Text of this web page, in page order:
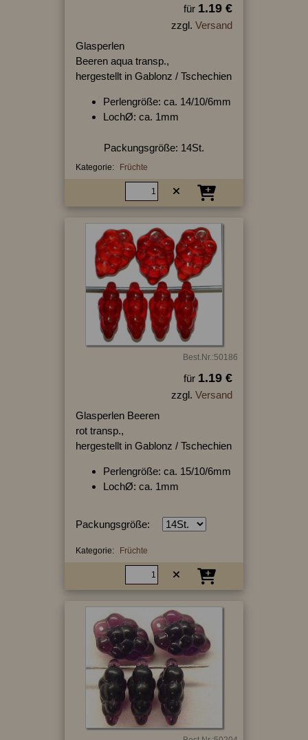
für 1.19 €
zzgl. Versand
Glasperlen
Beeren aqua transp.,
hergestellt in Gablonz / Tschechien
Perlengröße: ca. 14/10/6mm
LochØ: ca. 1mm
Packungsgröße: 14St.
Kategorie: Früchte
Best.Nr.:50186
für 1.19 €
zzgl. Versand
Glasperlen Beeren
rot transp.,
hergestellt in Gablonz / Tschechien
Perlengröße: ca. 15/10/6mm
LochØ: ca. 1mm
Packungsgröße:
Kategorie: Früchte